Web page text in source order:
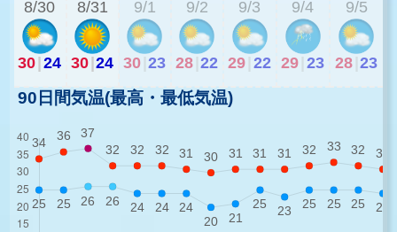
8/30
30|24
8/31
30|24
9/1
30 23
9/2
28 22
9/3
29 22
9/4
29 23
9/5
28 23
90日間気温(最高・最低気温)